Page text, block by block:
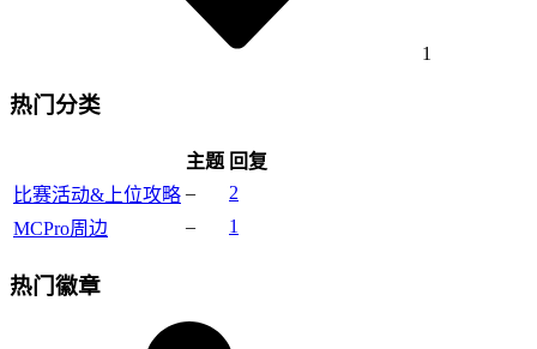
1
热门分类
主题 回复
比赛活动&上位攻略 –
2
MCPro周边
– 1
热门徽章